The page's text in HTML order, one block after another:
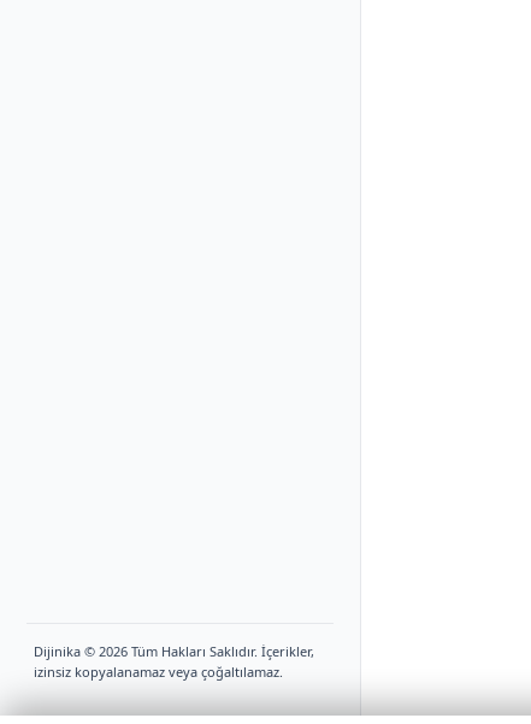
Dijinika © 2026 Tüm Hakları Saklıdır. İçerikler,
izinsiz kopyalanamaz veya çoğaltılamaz.